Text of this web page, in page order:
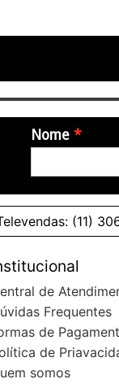
Nome
(11)
de
Frequentes
de
de
somos